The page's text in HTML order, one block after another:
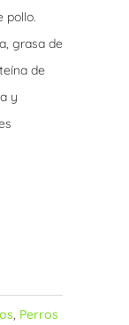
pollo.
grasa de
de
y
, Perros